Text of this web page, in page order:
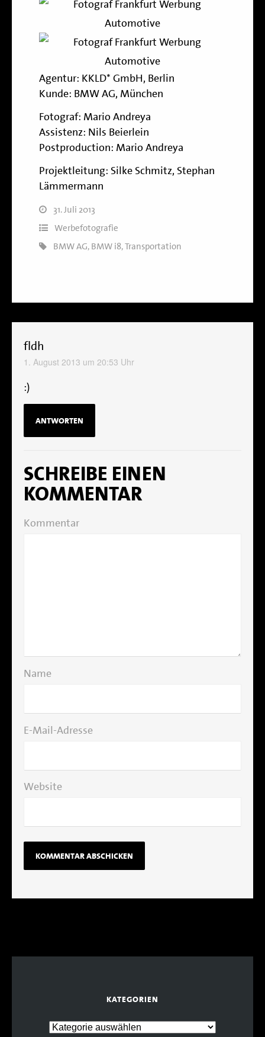
Agentur: KKLD* GmbH, Berlin
Kunde: BMW AG, München
Fotograf: Mario Andreya
Assistenz: Nils Beierlein
Postproduction: Mario Andreya
Projektleitung: Silke Schmitz, Stephan
Lämmermann
31. Juli 2013
Werbefotografie
BMW AG, BMW i8,Transportation
fldh
1. August 2013 um 20:53 Uhr
:)
ANTWORTEN
SCHREIBE EINEN
KOMMENTAR
Kommentar
Name
E-Mail-Adresse
Website
KATEGORIEN